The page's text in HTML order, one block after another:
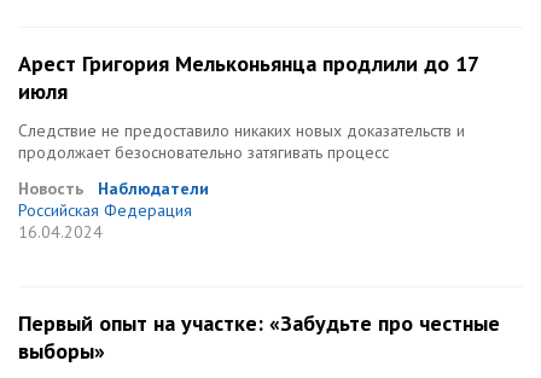
Арест Григория Мельконьянца продлили до 17
июля
Следствие не предоставило никаких новых доказательств и
продолжает безосновательно затягивать процесс
Новость
Наблюдатели
Российская Федерация
16.04.2024
Первый опыт на участке: «Забудьте про честные
выборы»